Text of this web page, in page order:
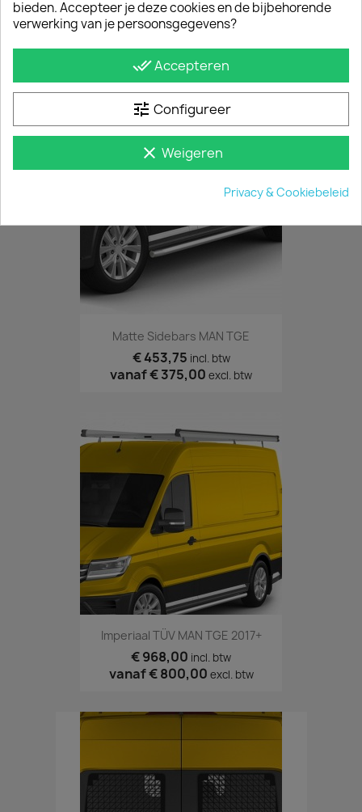
Twee-Treden RVS Bumper Opstap
€ 272,25 incl. btw
vanaf € 225,00excl. btw
Matte Sidebars MAN TGE
€ 453,75 incl. btw
vanaf€ 375,00 excl. btw
Imperiaal TÜV MAN TGE 2017+
€ 968,00 incl. btw
vanaf€ 800,00 excl. btw
bieden. Accepteer je deze cookies en de bijbehorende
verwerking van je persoonsgegevens?
done_allAccepteren
tune Configureer
clear Weigeren
Privacy & Cookiebeleid